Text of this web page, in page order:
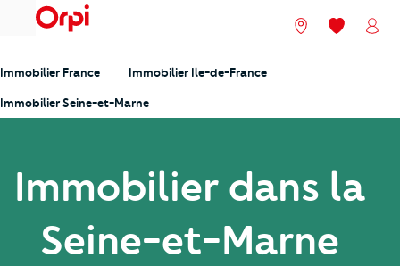
menu Nos agences
Mes
Immobilier France Immobilier Ile-de-France
Immobilier Seine-et-Marne
Immobilier dans la
Seine-et-Marne